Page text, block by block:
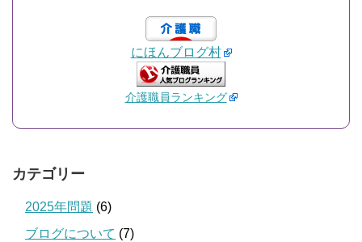
にほんブログ村
介護職員ランキング
カテゴリー
2025年問題 (6)
ブログについて (7)